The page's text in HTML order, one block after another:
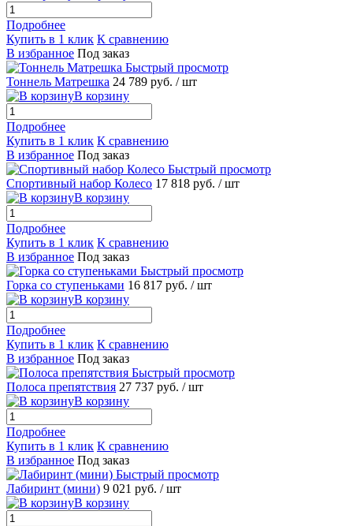
Подробнее
Купить в 1 клик К сравнению
В избранное Под заказ
Быстрый просмотр
Тоннель Матрешка 24 789 руб. / шт
В корзину
Подробнее
Купить в 1 клик К сравнению
В избранное Под заказ
Быстрый просмотр
Спортивный набор Колесо 17 818 руб. / шт
В корзину
Подробнее
Купить в 1 клик К сравнению
В избранное Под заказ
Быстрый просмотр
Горка со ступеньками 16 817 руб. / шт
В корзину
Подробнее
Купить в 1 клик К сравнению
В избранное Под заказ
Быстрый просмотр
Полоса препятствия 27 737 руб. / шт
В корзину
Подробнее
Купить в 1 клик К сравнению
В избранное Под заказ
Быстрый просмотр
Лабиринт (мини) 9 021 руб. / шт
В корзину